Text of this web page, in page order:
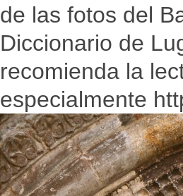
de las fotos del
Diccionario de
recomienda la
especialmente